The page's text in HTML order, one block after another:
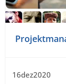
16dez2020